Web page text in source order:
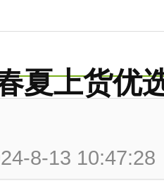
夏上货优
8-13 10:47:28